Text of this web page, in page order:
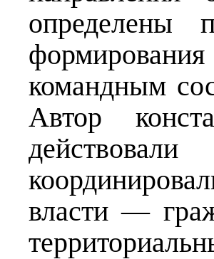
определены
командным
Автор
власти —